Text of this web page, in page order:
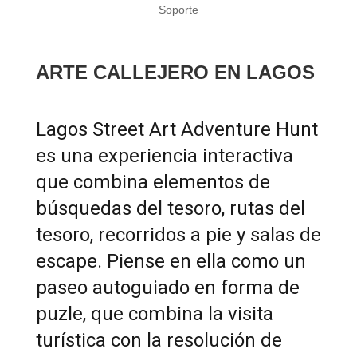
Soporte
ARTE CALLEJERO EN LAGOS
Lagos Street Art Adventure Hunt
es una experiencia interactiva
que combina elementos de
búsquedas del tesoro, rutas del
tesoro, recorridos a pie y salas de
escape. Piense en ella como un
paseo autoguiado en forma de
puzle, que combina la visita
turística con la resolución de